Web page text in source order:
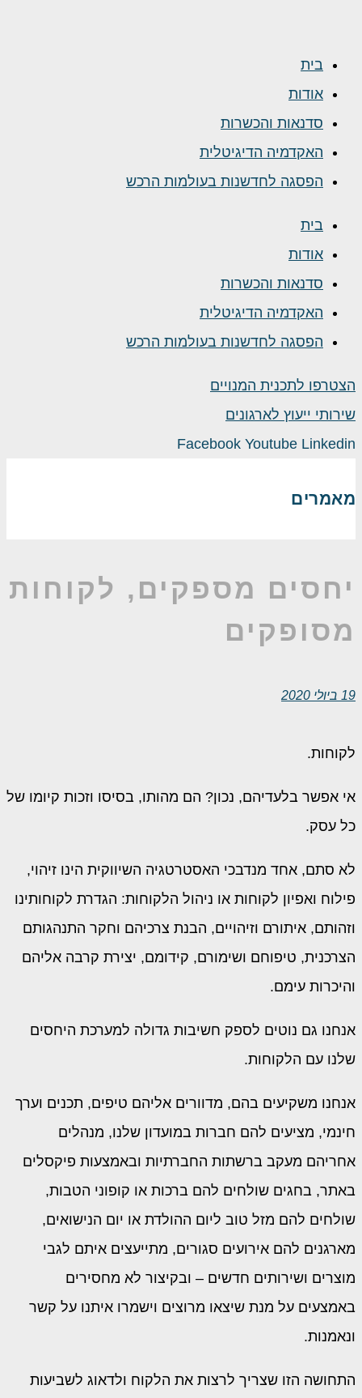
בית
אודות
סדנאות והכשרות
האקדמיה הדיגיטלית
הפסגה לחדשנות בעולמות הרכש
בית
אודות
סדנאות והכשרות
האקדמיה הדיגיטלית
הפסגה לחדשנות בעולמות הרכש
הצטרפו לתכנית המנויים
שירותי ייעוץ לארגונים
Facebook Youtube Linkedin
מאמרים
יחסים מספקים, לקוחות
מסופקים
19 ביולי 2020
לקוחות.
אי אפשר בלעדיהם, נכון? הם מהותו, בסיסו וזכות קיומו של
כל עסק.
לא סתם, אחד מנדבכי האסטרטגיה השיווקית הינו זיהוי,
פילוח ואפיון לקוחות או ניהול הלקוחות: הגדרת לקוחותינו
וזהותם, איתורם וזיהויים, הבנת צרכיהם וחקר התנהגותם
הצרכנית, טיפוחם ושימורם, קידומם, יצירת קרבה אליהם
והיכרות עימם.
אנחנו גם נוטים לספק חשיבות גדולה למערכת היחסים
שלנו עם הלקוחות.
אנחנו משקיעים בהם, מדוורים אליהם טיפים, תכנים וערך
חינמי, מציעים להם חברות במועדון שלנו, מנהלים
אחריהם מעקב ברשתות החברתיות ובאמצעות פיקסלים
באתר, בחגים שולחים להם ברכות או קופוני הטבות,
שולחים להם מזל טוב ליום ההולדת או יום הנישואים,
מארגנים להם אירועים סגורים, מתייעצים איתם לגבי
מוצרים ושירותים חדשים – ובקיצור לא מחסירים
באמצעים על מנת שיצאו מרוצים וישמרו איתנו על קשר
ונאמנות.
התחושה הזו שצריך לרצות את הלקוח ולדאוג לשביעות